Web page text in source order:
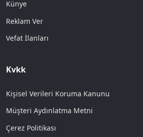
Künye
Reklam Ver
Vefat İlanları
Kvkk
Kişisel Verileri Koruma Kanunu
Müşteri Aydınlatma Metni
Çerez Politikası